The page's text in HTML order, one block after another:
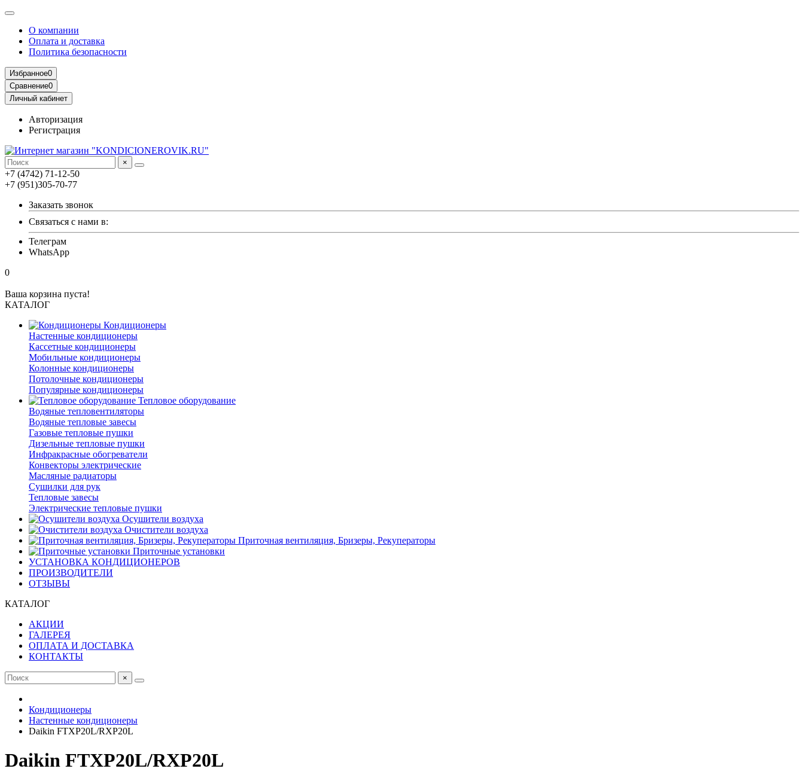
О компании
Оплата и доставка
Политика безопасности
Избранное0
Сравнение0
Личный кабинет
Авторизация
Регистрация
×
+7 (4742) 71-12-50
+7 (951)305-70-77
Заказать звонок
Связаться с нами в:
Телеграм
WhatsApp
0
Ваша корзина пуста!
КАТАЛОГ
Кондиционеры
Настенные кондиционеры
Кассетные кондиционеры
Мобильные кондиционеры
Колонные кондиционеры
Потолочные кондиционеры
Популярные кондиционеры
Тепловое оборудование
Водяные тепловентиляторы
Водяные тепловые завесы
Газовые тепловые пушки
Дизельные тепловые пушки
Инфракрасные обогреватели
Конвекторы электрические
Масляные радиаторы
Сушилки для рук
Тепловые завесы
Электрические тепловые пушки
Осушители воздуха
Очистители воздуха
Приточная вентиляция, Бризеры, Рекуператоры
Приточные установки
УСТАНОВКА КОНДИЦИОНЕРОВ
ПРОИЗВОДИТЕЛИ
ОТЗЫВЫ
КАТАЛОГ
АКЦИИ
ГАЛЕРЕЯ
ОПЛАТА И ДОСТАВКА
КОНТАКТЫ
×
Кондиционеры
Настенные кондиционеры
Daikin FTXP20L/RXP20L
Daikin FTXP20L/RXP20L